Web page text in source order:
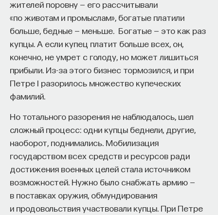
жителей поровну — его рассчитывали
«по животам и промыслам», богатые платили
больше, бедные — меньше. Богатые — это как раз
купцы. А если купец платит больше всех, он,
конечно, не умрет с голоду, но может лишиться
прибыли. Из-за этого бизнес тормозился, и при
Петре I разорилось множество купеческих
фамилий.
Но тотального разорения не наблюдалось, шел
сложный процесс: одни купцы беднели, другие,
наоборот, поднимались. Мобилизация
государством всех средств и ресурсов ради
достижения военных целей стала источником
возможностей. Нужно было снабжать армию —
в поставках оружия, обмундирования
и продовольствия участвовали купцы. При Петре